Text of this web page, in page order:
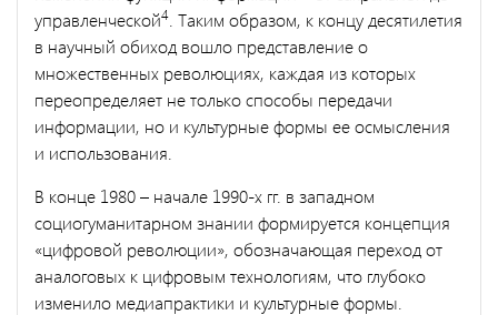
управленческой4 . Таким образом, к концу десятилетия
в научный обиход вошло представление о
множественных революциях, каждая из которых
переопределяет не только способы передачи
информации, но и культурные формы ее осмысления
и использования.
В конце 1980 – начале 1990-х гг. в западном
социогуманитарном знании формируется концепция
«цифровой революции», обозначающая переход от
аналоговых к цифровым технологиям, что глубоко
изменило медиапрактики и культурные формы.